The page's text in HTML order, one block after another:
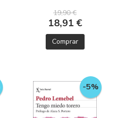
19,90 €
18,91 €
Comprar
-5%